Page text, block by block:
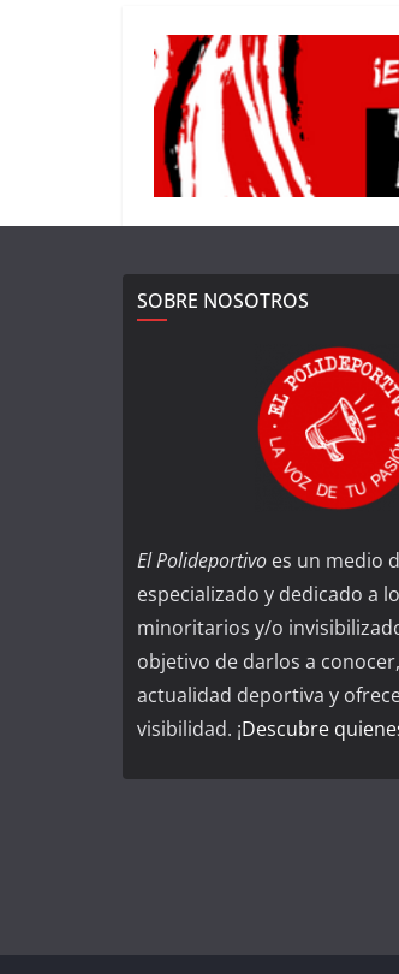
SOBRE NOSOTROS
El Polideportivo es un medio
especializado y dedicado a
minoritarios y/o
objetivo de darlos a
actualidad deportiva y
visibilidad. ¡Descubre